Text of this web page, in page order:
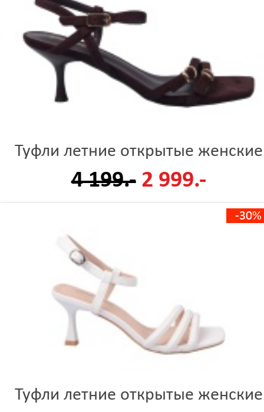
Туфли летние открытые женские
4 199.- 2 999.-
-30%
Туфли летние открытые женские